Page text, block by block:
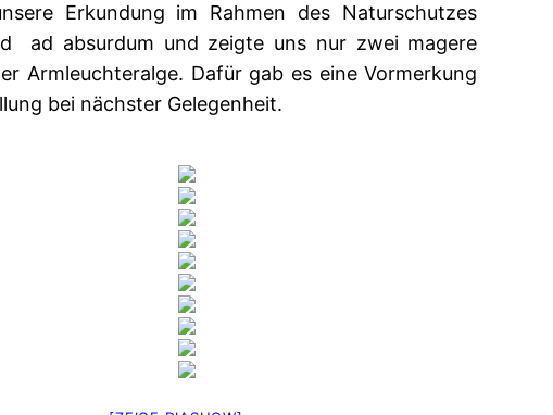
Erkundung im Rahmen des Naturschutzes
ad absurdum und zeigte uns nur zwei magere
Armleuchteralge. Dafür gab es eine Vormerkung
bei nächster Gelegenheit.